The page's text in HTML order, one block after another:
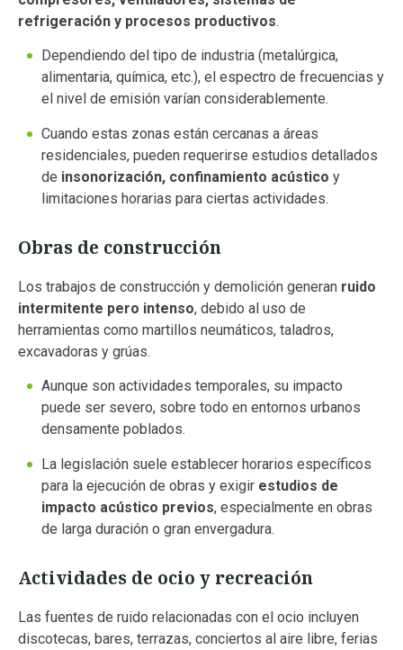
refrigeración y procesos productivos.
Dependiendo del tipo de industria (metalúrgica,
alimentaria, química, etc.), el espectro de frecuencias y
el nivel de emisión varían considerablemente.
Cuando estas zonas están cercanas a áreas
residenciales, pueden requerirse estudios detallados
de insonorización, confinamiento acústico y
limitaciones horarias para ciertas actividades.
Obras de construcción
Los trabajos de construcción y demolición generan ruido
intermitente pero intenso, debido al uso de
herramientas como martillos neumáticos, taladros,
excavadoras y grúas.
Aunque son actividades temporales, su impacto
puede ser severo, sobre todo en entornos urbanos
densamente poblados.
La legislación suele establecer horarios específicos
para la ejecución de obras y exigir estudios de
impacto acústico previos, especialmente en obras
de larga duración o gran envergadura.
Actividades de ocio y recreación
Las fuentes de ruido relacionadas con el ocio incluyen
discotecas, bares, terrazas, conciertos al aire libre, ferias